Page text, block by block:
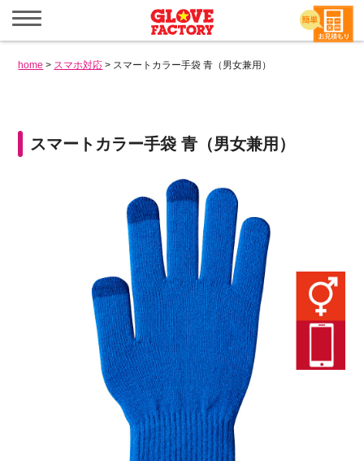
メ
ニ
ュ
を
home > スマホ対応 > スマートカラー手袋 青（男女兼用）
スマートカラー手袋 青（男女兼用）